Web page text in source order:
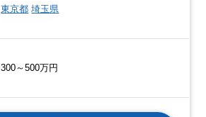
東京都 埼玉県
300～500万円